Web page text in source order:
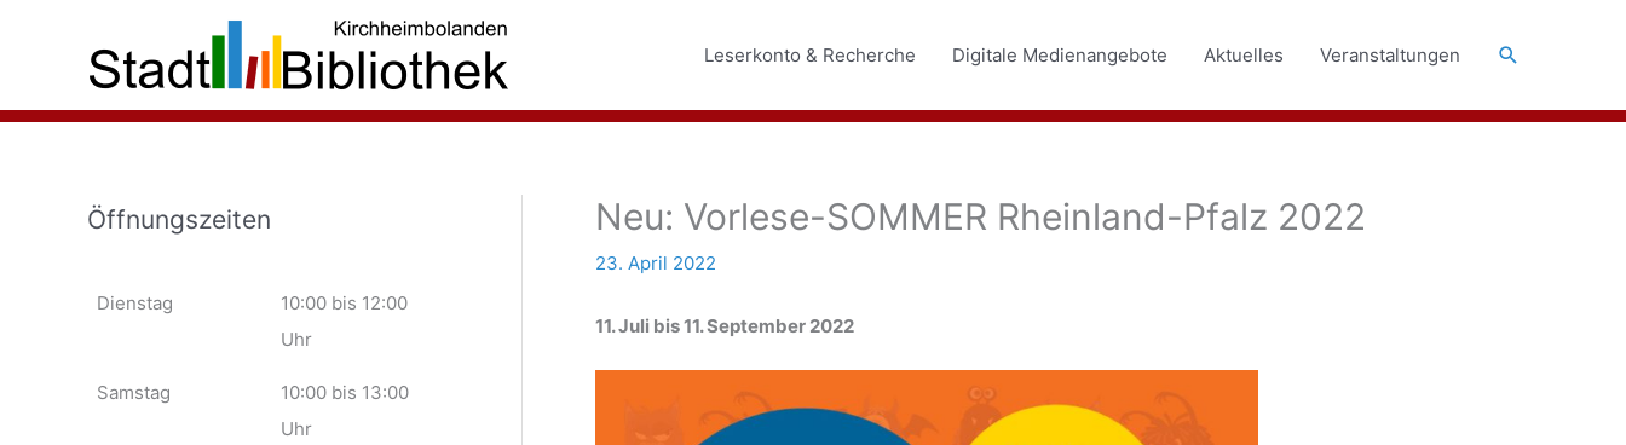
Leserkonto & Recherche Digitale Medienangebote Aktuelles Veranstaltungen Suchen
Öffnungszeiten
Dienstag
10:00 bis 12:00
Uhr
Samstag
10:00 bis 13:00
Uhr
Neu: Vorlese-SOMMER Rheinland-Pfalz 2022
23. April 2022
11. Juli bis 11. September 2022